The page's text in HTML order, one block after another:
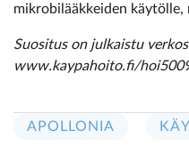
mikrobilääkkeiden käytölle,
Suositus on julkaistu
www.kaypahoito.fi/
APOLLONIA